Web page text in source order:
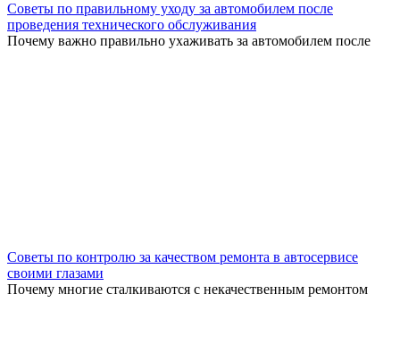
Советы по правильному уходу за автомобилем после
проведения технического обслуживания
Почему важно правильно ухаживать за автомобилем после
Советы по контролю за качеством ремонта в автосервисе
своими глазами
Почему многие сталкиваются с некачественным ремонтом